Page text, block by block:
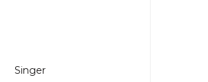
Singer